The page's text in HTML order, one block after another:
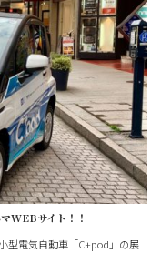
WEBサイト！！
型電気自動車「C+pod」の展